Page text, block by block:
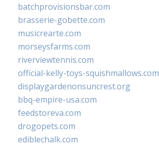
batchprovisionsbar.com
brasserie-gobette.com
musicrearte.com
morseysfarms.com
riverviewtennis.com
official-kelly-toys-squishmallows.com
displaygardenonsuncrest.org
bbq-empire-usa.com
feedstoreva.com
drogopets.com
ediblechalk.com